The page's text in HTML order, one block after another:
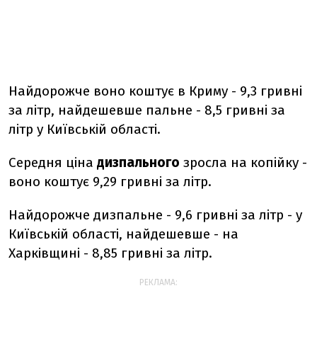
Найдорожче воно коштує в Криму - 9,3 гривні
за літр, найдешевше пальне - 8,5 гривні за
літр у Київській області.
Середня ціна дизпального зросла на копійку -
воно коштує 9,29 гривні за літр.
Найдорожче дизпальне - 9,6 гривні за літр - у
Київській області, найдешевше - на
Харківщині - 8,85 гривні за літр.
РЕКЛАМА: